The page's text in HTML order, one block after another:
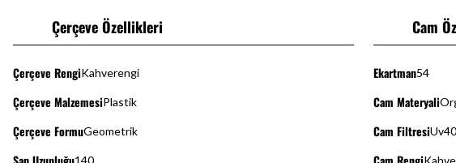
Çerçeve Özellikleri
Çerçeve RengiKahverengi
Çerçeve MalzemesiPlastik
Çerçeve FormuGeometrik
140
Cam
Ekartman54
Cam Materyali
Cam Filtresi